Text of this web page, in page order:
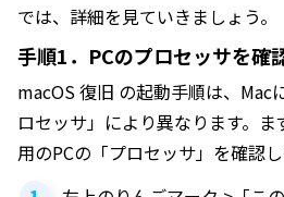
では、詳細を見ていきましょう。
手順1．PCのプロセッサを確
macOS 復旧 の起動手順は、Mac
ロセッサ」により異なります。
用のPCの「プロセッサ」を確認